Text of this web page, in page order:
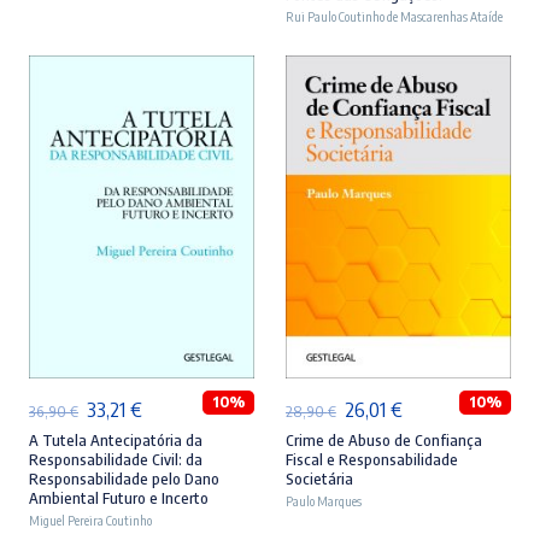
Rui Paulo Coutinho de Mascarenhas Ataíde
36,90€ O
preço
original
era:
33,21 €O
preço
atual
é:
10%
A Tutela Antecipatória da
Responsabilidade Civil: da
Responsabilidade pelo Dano
Ambiental Futuro e Incerto
Miguel Pereira Coutinho
ADICIONAR
28,90€ O
preço
original
era:
26,01 €O
preço
atual
10%
Crime de Abuso de Confiança
Fiscal e Responsabilidade
Societária
Paulo Marques